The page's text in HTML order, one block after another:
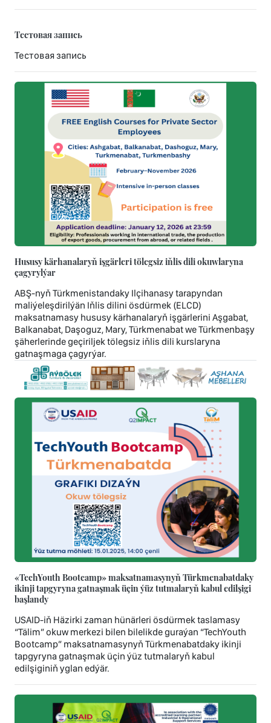
Тестовая запись
Тестовая запись
Hususy kärhanalaryň işgärleri tölegsiz iňlis dili okuwlaryna
çagyrylýar
ABŞ-nyň Türkmenistandaky Ilçihanasy tarapyndan
maliýeleşdirilýän Iňlis dilini ösdürmek (ELCD)
maksatnamasy hususy kärhanalaryň işgärlerini Aşgabat,
Balkanabat, Daşoguz, Mary, Türkmenabat we Türkmenbaşy
şäherlerinde geçiriljek tölegsiz iňlis dili kurslaryna
gatnaşmaga çagyrýar.
«TechYouth Bootcamp» maksatnamasynyň Türkmenabatdaky
ikinji tapgyryna gatnaşmak üçin ýüz tutmalaryň kabul edilşigi
başlandy
USAID-iň Häzirki zaman hünärleri ösdürmek taslamasy
“Tälim” okuw merkezi bilen bilelikde guraýan “TechYouth
Bootcamp” maksatnamasynyň Türkmenabatdaky ikinji
tapgyryna gatnaşmak üçin ýüz tutmalaryň kabul
edilşiginiň yglan edýär.